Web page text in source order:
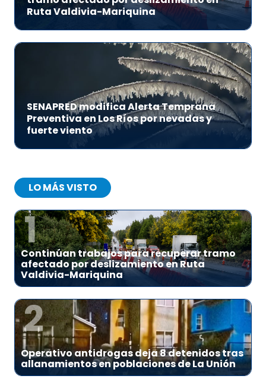
Ruta Valdivia-Mariquina
SENAPRED modifica Alerta Temprana
Preventiva en Los Ríos por nevadas y
fuerte viento
LO MÁS VISTO
1
Continúan trabajos para recuperar tramo
afectado por deslizamiento en Ruta
Valdivia-Mariquina
2
Operativo antidrogas deja 8 detenidos tras
allanamientos en poblaciones de La Unión